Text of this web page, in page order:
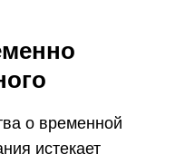
о временной
истекает